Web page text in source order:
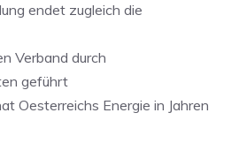
endet zugleich die
Verband durch
geführt
Oesterreichs Energie in Jahren